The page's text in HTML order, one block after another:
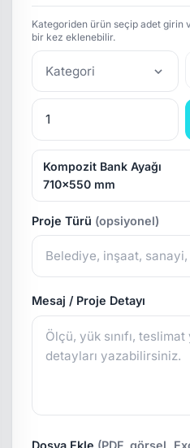
Kategoriden ürün seçip adet girin
bir kez eklenebilir.
Kategori
Kompozit Bank Ayağı
710x550 mm
Proje Türü (opsiyonel)
Mesaj / Proje Detayı
Dosya Ekle (PDF, görsel,